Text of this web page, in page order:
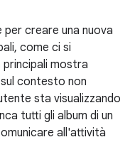
per creare una nuova
come ci si
mostra
contesto non
sta visualizzando
tutti gli album di un
all'attività